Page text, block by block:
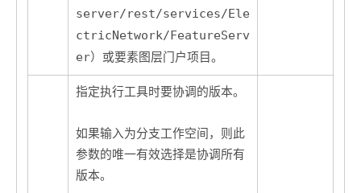
server/rest/services/Ele
ctricNetwork/FeatureServ
er）或要素图层门户项目。
指定执行工具时要协调的版本。
如果输入为分支工作空间，则此
参数的唯一有效选择是协调所有
版本。